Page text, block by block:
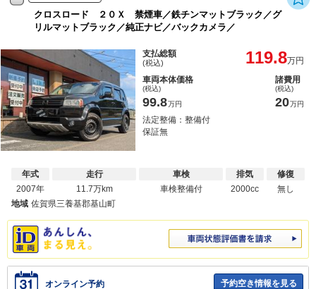
クロスロード ２０Ｘ 禁煙車／鉄チンマットブラック／グ
リルマットブラック／純正ナビ／バックカメラ／
支払総額
(税込) 119.8万円
車両本体価格
(税込)
99.8万円
諸費用
(税込)
20万円
法定整備：整備付
保証無
年式
2007年
走行
11.7万km
車検
車検整備付
排気
2000cc
修復
無し
地域 佐賀県三養基郡基山町
オンライン予約 予約空き情報を見る